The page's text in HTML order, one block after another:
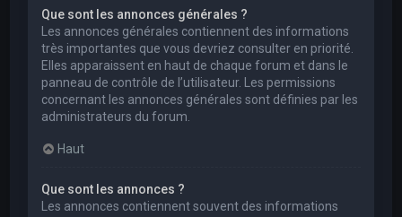
Que sont les annonces générales ?
Les annonces générales contiennent des informations
très importantes que vous devriez consulter en priorité.
Elles apparaissent en haut de chaque forum et dans le
panneau de contrôle de l’utilisateur. Les permissions
concernant les annonces générales sont définies par les
administrateurs du forum.
Haut
Que sont les annonces ?
Les annonces contiennent souvent des informations